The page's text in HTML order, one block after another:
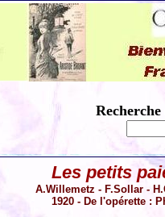
Les petits
A.Willemetz - F.Sollar -
1920 - De l'opérette :